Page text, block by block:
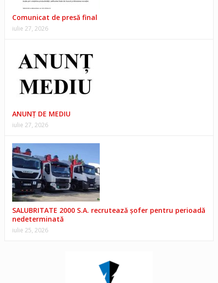
Comunicat de presă final
iulie 27, 2026
ANUNŢ DE MEDIU
iulie 27, 2026
SALUBRITATE 2000 S.A. recrutează șofer pentru perioadă
nedeterminată
iulie 25, 2026